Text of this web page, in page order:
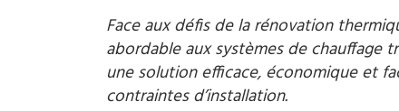
Face aux défis de la rénovation
abordable aux systèmes de chauffage
une solution efficace, économique et
contraintes d’installation.